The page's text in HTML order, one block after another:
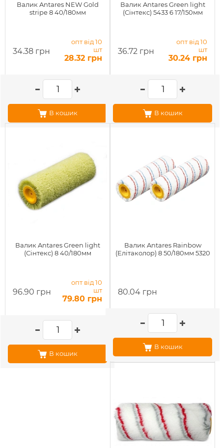
Валик Antares NEW Gold
stripe 8 40/180мм
34.38 грн
опт від 10
шт
28.32 грн
В кошик
Валик Antares Green light
(Сінтекс) 5433 6 17/150мм
36.72 грн
опт від 10
шт
30.24 грн
В кошик
Валик Antares Green light
(Сінтекс) 8 40/180мм
96.90 грн
опт від 10
шт
79.80 грн
В кошик
Валик Antares Rainbow
(Елітаколор) 8 50/180мм 5320
80.04 грн
В кошик